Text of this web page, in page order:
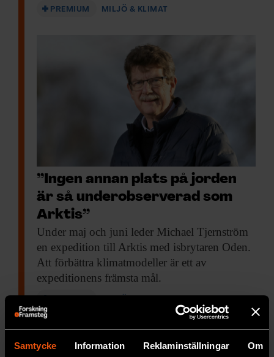
Samtycke Information Reklaminställningar Om
PREMIUM MILJÖ & KLIMAT
”Ingen annan plats på jorden
är så underobserverad som
Arktis”
Under maj och juni leder Michael Tjernström
en expedition till Arktis med isbrytaren Oden.
Att förbättra klimatmodeller är ett av
expeditionens främsta mål.